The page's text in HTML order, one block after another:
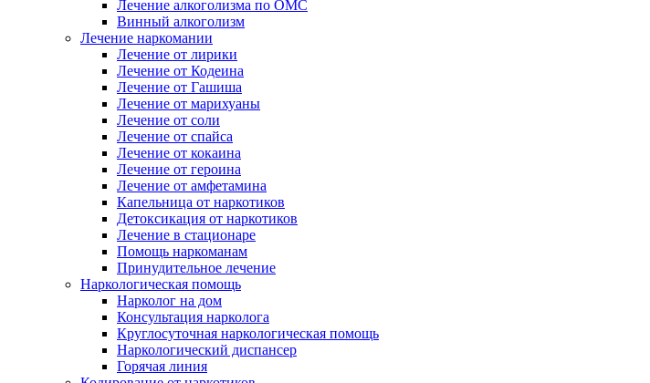
Лечение алкоголизма по ОМС
Винный алкоголизм
Лечение наркомании
Лечение от лирики
Лечение от Кодеина
Лечение от Гашиша
Лечение от марихуаны
Лечение от соли
Лечение от спайса
Лечение от кокаина
Лечение от героина
Лечение от амфетамина
Капельница от наркотиков
Детоксикация от наркотиков
Лечение в стационаре
Помощь наркоманам
Принудительное лечение
Наркологическая помощь
Нарколог на дом
Консультация нарколога
Круглосуточная наркологическая помощь
Наркологический диспансер
Горячая линия